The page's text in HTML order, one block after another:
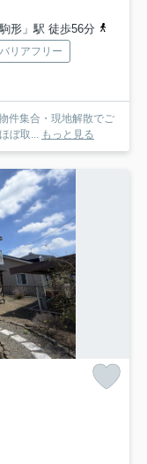
形」駅 徒歩56分
バリアフリー
件集合・現地解散でご
ぼ取... もっと見る